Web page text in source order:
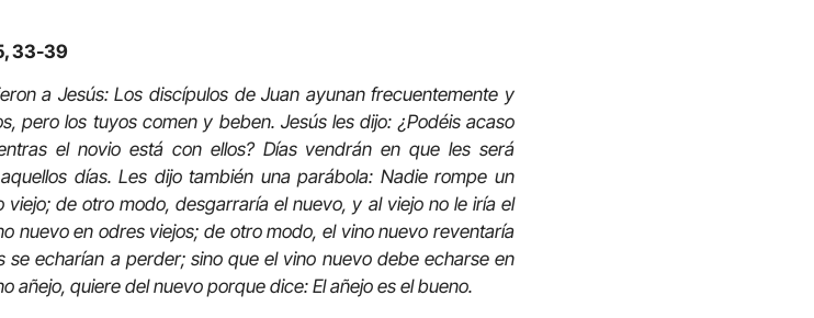
33-39
a Jesús: Los discípulos de Juan ayunan frecuentemente y
pero los tuyos comen y beben. Jesús les dijo: ¿Podéis acaso
el novio está con ellos? Días vendrán en que les será
días. Les dijo también una parábola: Nadie rompe un
de otro modo, desgarraría el nuevo, y al viejo no le iría el
nuevo en odres viejos; de otro modo, el vino nuevo reventaría
se echarían a perder; sino que el vino nuevo debe echarse en
añejo, quiere del nuevo porque dice: El añejo es el bueno.